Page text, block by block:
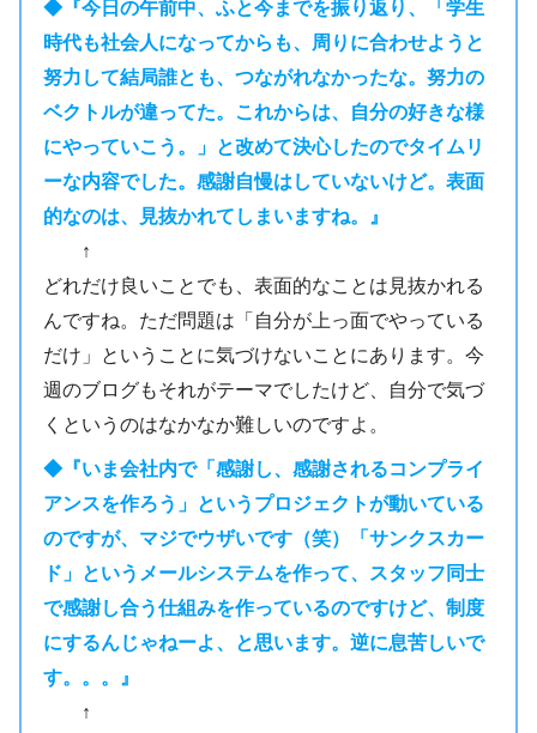
◆『今日の午前中、ふと今までを振り返り、「学生
時代も社会人になってからも、周りに合わせようと
努力して結局誰とも、つながれなかったな。努力の
ベクトルが違ってた。これからは、自分の好きな様
にやっていこう。」と改めて決心したのでタイムリ
ーな内容でした。感謝自慢はしていないけど。表面
的なのは、見抜かれてしまいますね。』
↑
どれだけ良いことでも、表面的なことは見抜かれる
んですね。ただ問題は「自分が上っ面でやっている
だけ」ということに気づけないことにあります。今
週のブログもそれがテーマでしたけど、自分で気づ
くというのはなかなか難しいのですよ。
◆『いま会社内で「感謝し、感謝されるコンプライ
アンスを作ろう」というプロジェクトが動いている
のですが、マジでウザいです（笑）「サンクスカー
ド」というメールシステムを作って、スタッフ同士
で感謝し合う仕組みを作っているのですけど、制度
にするんじゃねーよ、と思います。逆に息苦しいで
す。。。』
↑